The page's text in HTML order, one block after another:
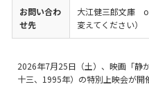
お問い合わ
せ先
大江健三郎文庫
変えてください）
2026年7月25日（土）、映画「静
十三、1995年）の特別上映会が開